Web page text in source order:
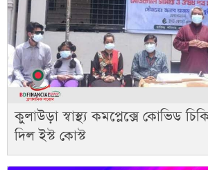
কুলাউড়া স্বাস্থ্য কমপ্লেক্সে কোভিড
দিল ইস্ট কোস্ট